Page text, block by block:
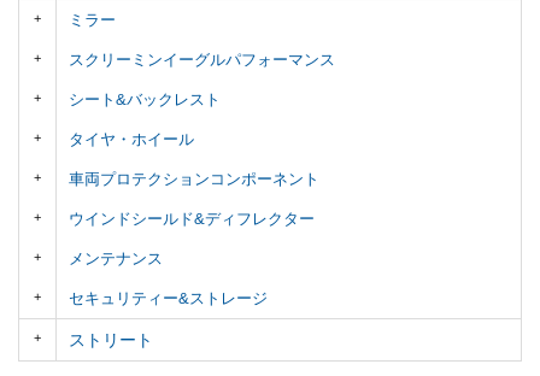
ミラー
スクリーミンイーグルパフォーマンス
シート&バックレスト
タイヤ・ホイール
車両プロテクションコンポーネント
ウインドシールド&ディフレクター
メンテナンス
セキュリティー&ストレージ
ストリート